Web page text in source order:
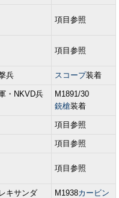
項目参照
項目参照
兵 スコープ装着
・NKVD兵
M1891/30
銃槍装着
項目参照
項目参照
項目参照
キサンダ
M1938カービン